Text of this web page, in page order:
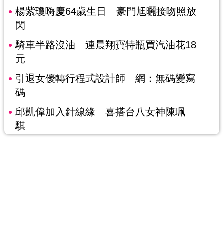
楊紫瓊嗨慶64歲生日 豪門尪曬接吻照放
閃
騎車半路沒油 連晨翔寶特瓶買汽油花18
元
引退女優轉行程式設計師 網：無碼變寫
碼
邱凱偉加入針線緣 喜搭台八女神陳珮
騏